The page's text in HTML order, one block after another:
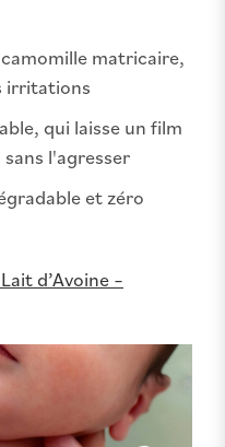
matricaire,
irritations
qui laisse un film
l'agresser
et zéro
d’Avoine –